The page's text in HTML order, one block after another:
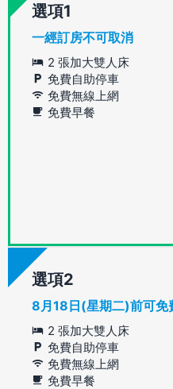
選項
一經訂房不可取消
2 張加大雙人床
免費自助停車
免費無線上網
免費早餐
選項
8月18日(星期二)前可免
2 張加大雙人床
免費自助停車
免費無線上網
免費早餐